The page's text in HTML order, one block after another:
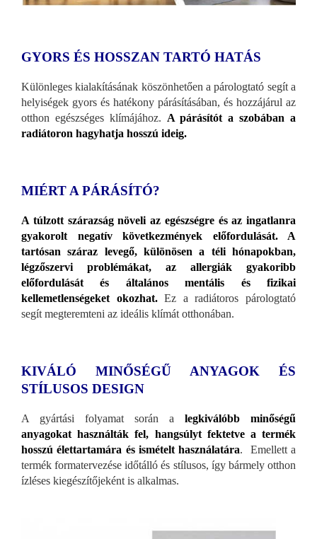
GYORS ÉS HOSSZAN TARTÓ HATÁS
Különleges kialakításának köszönhetően a párologtató segít a
helyiségek gyors és hatékony párásításában, és hozzájárul az
otthon egészséges klímájához. A párásítót a szobában a
radiátoron hagyhatja hosszú ideig.
MIÉRT A PÁRÁSÍTÓ?
A túlzott szárazság növeli az egészségre és az ingatlanra
gyakorolt negatív következmények előfordulását. A
tartósan száraz levegő, különösen a téli hónapokban,
légzőszervi problémákat, az allergiák gyakoribb
előfordulását és általános mentális és fizikai
kellemetlenségeket okozhat.Ez a radiátoros párologtató
segít megteremteni az ideális klímát otthonában.
KIVÁLÓ MINŐSÉGŰ ANYAGOK ÉS
STÍLUSOS DESIGN
A gyártási folyamat során a
legkiválóbb minőségű
anyagokat használták fel, hangsúlyt fektetve a termék
hosszú élettartamára és ismételt használatára. Emellett a
termék formatervezése időtálló és stílusos, így bármely otthon
ízléses kiegészítőjeként is alkalmas.